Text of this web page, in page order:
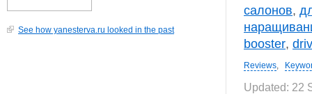
See how yanesterva.ru looked in the past
салонов,
booster,
Reviews,
Updated: 22